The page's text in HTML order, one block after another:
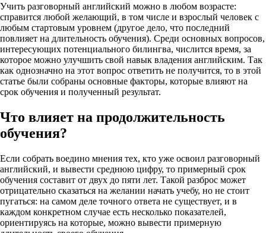
Учить разговорный английский можно в любом возрасте:
справится любой желающий, в том числе и взрослый человек с
любым стартовым уровнем (другое дело, что последний
повлияет на длительность обучения). Среди основных вопросов,
интересующих потенциального билингва, числится время, за
которое можно улучшить свой навык владения английским. Так
как однозначно на этот вопрос ответить не получится, то в этой
статье были собраны основные факторы, которые влияют на
срок обучения и полученный результат.
Что влияет на продолжительность
обучения?
Если собрать воедино мнения тех, кто уже освоил разговорный
английский, и вывести среднюю цифру, то примерный срок
обучения составит от двух до пяти лет. Такой разброс может
отрицательно сказаться на желании начать учебу, но не стоит
пугаться: на самом деле точного ответа не существует, и в
каждом конкретном случае есть несколько показателей,
ориентируясь на которые, можно вывести примерную